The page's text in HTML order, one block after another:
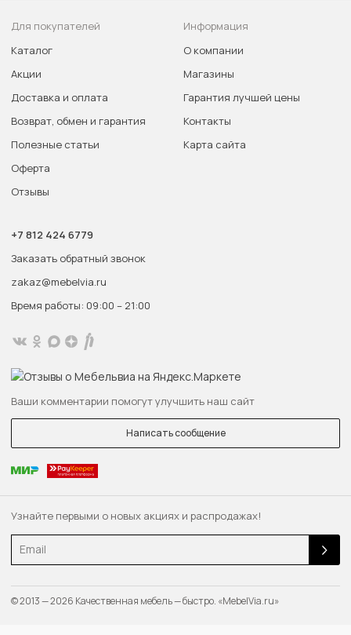
Узнайте первыми о новых акциях и распродажах!
Для покупателей
Каталог
Акции
Доставка и оплата
Возврат, обмен и гарантия
Полезные статьи
Оферта
Отзывы
Информация
О компании
Магазины
Гарантия лучшей цены
Контакты
Карта сайта
+7 812 424 6779
Заказать обратный звонок
zakaz@mebelvia.ru
Время работы: 09:00 – 21:00
Ваши комментарии помогут улучшить наш сайт
Написать сообщение
© 2013 — 2026 Качественная мебель — быстро. «MebelVia.ru»